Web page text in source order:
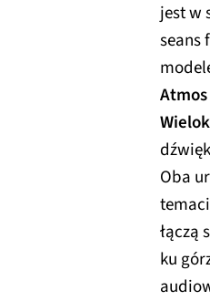
jest w
seans
Atmos
Oba
łączą
ku